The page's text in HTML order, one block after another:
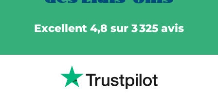
Excellent 4,8 sur 3 325 avis